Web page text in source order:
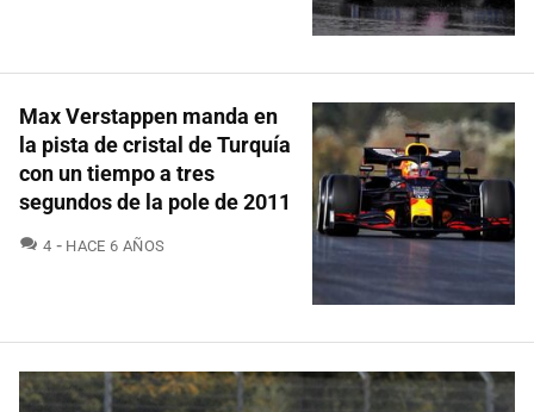
Max Verstappen manda en
la pista de cristal de Turquía
con un tiempo a tres
segundos de la pole de 2011
4 COMENTARIOS
HACE 6 AÑOS